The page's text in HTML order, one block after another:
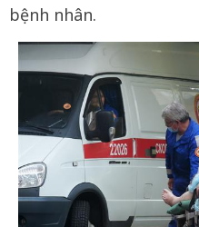
bệnh nhân.